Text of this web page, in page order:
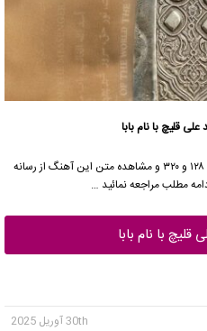
علی قلیچ با نام بابا
جهت دانلود آهنگ بابا از علی قلیچ با کیفیت ۱۲۸ و ۳۲۰ و مشاهده متن این آهنگ از رسانه
مطلب مراجعه نمائید …
با نام بابا
30th آوریل 2025